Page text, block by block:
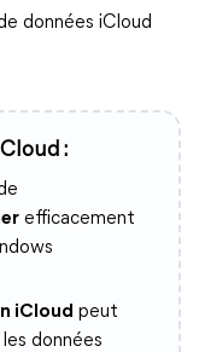
données iCloud
:
efficacement
iCloud peut
données